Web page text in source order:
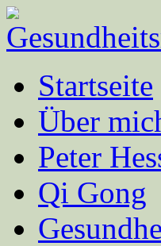
Startseite
Über
Peter
Qi Gong